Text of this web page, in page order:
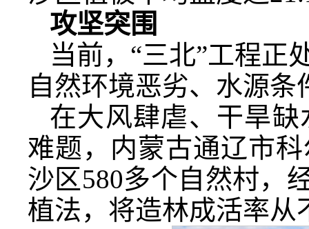
攻坚突围
当前，“三北”工程正
自然环境恶劣、水源
在大风肆虐、干旱
难题，内蒙古通辽市
沙区580多个自然村，
植法，将造林成活率从